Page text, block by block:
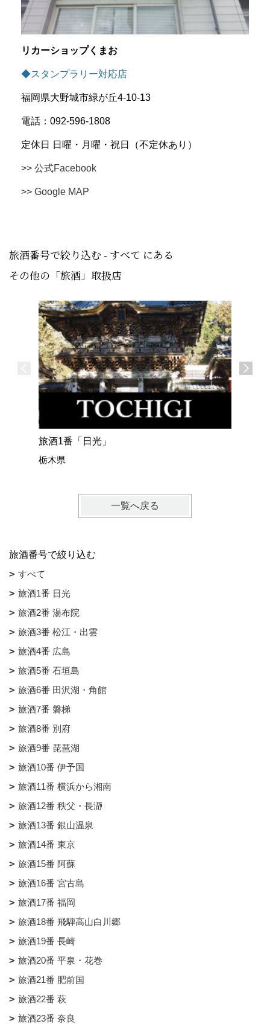
リカーショップくまお
◆スタンプラリー対応店
福岡県大野城市緑が丘4-10-13
電話：092-596-1808
定休日 日曜・月曜・祝日（不定休あり）
>> 公式Facebook
>> Google MAP
旅酒番号で絞り込む - すべて にある
その他の「旅酒」取扱店
旅酒1番「日光」
栃木県
一覧へ戻る
旅酒番号で絞り込む
すべて
旅酒1番 日光
旅酒2番 湯布院
旅酒3番 松江・出雲
旅酒4番 広島
旅酒5番 石垣島
旅酒6番 田沢湖・角館
旅酒7番 磐梯
旅酒8番 別府
旅酒9番 琵琶湖
旅酒10番 伊予国
旅酒11番 横浜から湘南
旅酒12番 秩父・長瀞
旅酒13番 銀山温泉
旅酒14番 東京
旅酒15番 阿蘇
旅酒16番 宮古島
旅酒17番 福岡
旅酒18番 飛騨高山白川郷
旅酒19番 長崎
旅酒20番 平泉・花巻
旅酒21番 肥前国
旅酒22番 萩
旅酒23番 奈良